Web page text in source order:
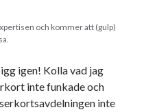
och kommer att (gulp)
igen! Kolla vad jag
inte funkade och
inte